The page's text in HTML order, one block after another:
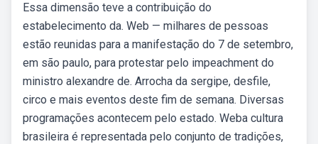
Essa dimensão teve a contribuição do
estabelecimento da. Web — milhares de pessoas
estão reunidas para a manifestação do 7 de setembro,
em são paulo, para protestar pelo impeachment do
ministro alexandre de. Arrocha da sergipe, desfile,
circo e mais eventos deste fim de semana. Diversas
programações acontecem pelo estado. Weba cultura
brasileira é representada pelo conjunto de tradições,